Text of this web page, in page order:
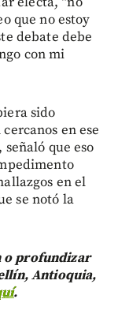
que no estoy
debate debe
con mi
sido
en ese
que eso
en el
se notó la
o profundizar
Antioquia,
.